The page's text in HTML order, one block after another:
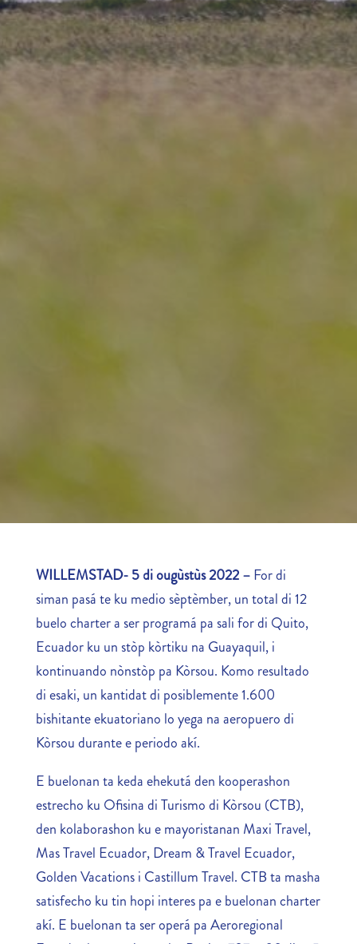
WILLEMSTAD- 5 di ougùstùs 2022–For di
siman pasá te ku medio sèptèmber, un total di 12
buelo charter a ser programá pa sali for di Quito,
Ecuador ku un stòp kòrtiku na Guayaquil, i
kontinuando nònstòp pa Kòrsou. Komo resultado
di esaki, un kantidat di posiblemente 1.600
bishitante ekuatoriano lo yega na aeropuero di
Kòrsou durante e periodo akí.
E buelonan ta keda ehekutá den kooperashon
estrecho ku Ofisina di Turismo di Kòrsou (CTB),
den kolaborashon ku e mayoristanan Maxi Travel,
Mas Travel Ecuador, Dream & Travel Ecuador,
Golden Vacations i Castillum Travel. CTB ta masha
satisfecho ku tin hopi interes pa e buelonan charter
akí. E buelonan ta ser operá pa Aeroregional